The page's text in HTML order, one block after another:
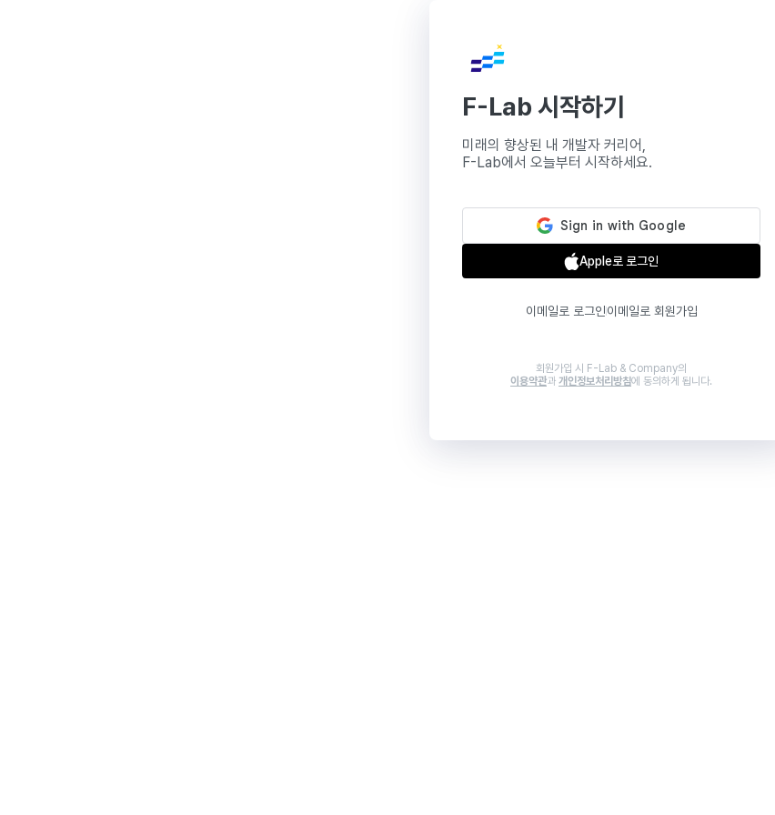
F-Lab 시작하기
미래의 향상된 내 개발자 커리어,
F-Lab에서 오늘부터 시작하세요.
Apple로 로그인
이메일로 로그인이메일로 회원가입
회원가입 시 F-Lab & Company의
이용약관과 개인정보처리방침에 동의하게 됩니다.